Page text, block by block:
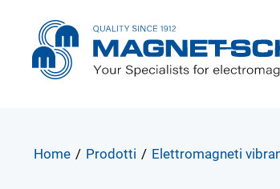
Home / Prodotti / Elettromagneti